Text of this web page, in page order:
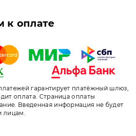
к оплате
гарантирует платёжный шлюз,
оплата. Страница оплаты
Введенная информация не будет
лицам.